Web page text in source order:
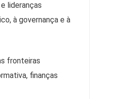
lideranças
à governança e à
fronteiras
finanças